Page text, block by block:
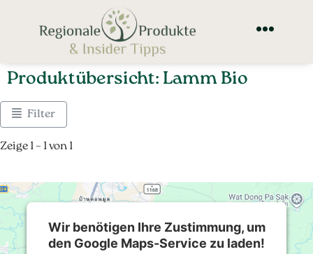
Produktübersicht: Lamm Bio
Filter
Zeige 1 – 1 von 1
Wir benötigen Ihre Zustimmung, um
den Google Maps-Service zu laden!